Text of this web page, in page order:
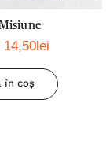
14,50lei
în coș